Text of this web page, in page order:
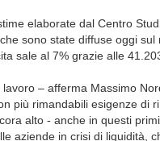
elaborate dal Centro
sono state diffuse oggi
sale al 7% grazie alle
– afferma Massimo
più rimandabili esigenze di
alto - anche in questi
aziende in crisi di liquidità,